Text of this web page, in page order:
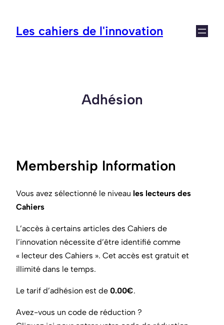
contenu
Les cahiers de l'innovation
Adhésion
Membership Information
Vous avez sélectionné le niveau les lecteurs des
Cahiers
L’accès à certains articles des Cahiers de
l’innovation nécessite d’être identifié comme
« lecteur des Cahiers ». Cet accès est gratuit et
illimité dans le temps.
Le tarif d’adhésion est de 0.00€.
Avez-vous un code de réduction ?